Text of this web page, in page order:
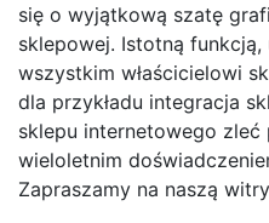
się o wyjątkową szatę
sklepowej. Istotną
wszystkim właścicielowi
dla przykładu integracja
sklepu internetowego zleć
wieloletnim
Zapraszamy na naszą